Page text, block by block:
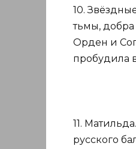
10.
тьмы, добра
Орден и
пробудила
11.
русского